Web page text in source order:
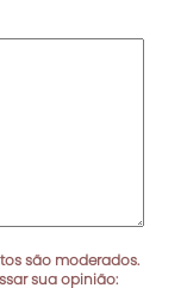
são moderados.
sua opinião: